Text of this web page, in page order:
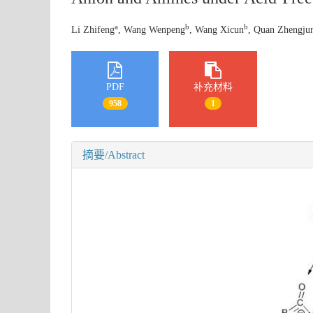
Li Zhifenga , Wang Wenpengb , Wang Xicunb , Quan
PDF
958
补充材料
1
摘要/Abstract